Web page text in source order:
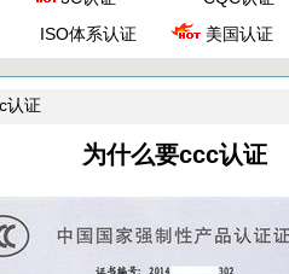
ISO体系认证 美国认证
认证
为什么要ccc认证